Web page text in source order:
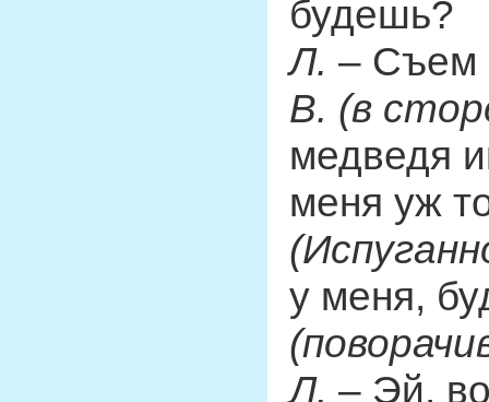
будешь?
Л. – Съем
В. (в
медведя
меня уж
у меня,
Л. – Эй,